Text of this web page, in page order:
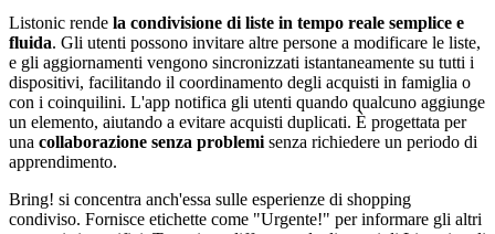
Listonic rende la condivisione di liste in tempo reale semplice e
fluida. Gli utenti possono invitare altre persone a modificare le liste,
e gli aggiornamenti vengono sincronizzati istantaneamente su tutti i
dispositivi, facilitando il coordinamento degli acquisti in famiglia o
con i coinquilini. L'app notifica gli utenti quando qualcuno aggiunge
un elemento, aiutando a evitare acquisti duplicati. È progettata per
una collaborazione senza problemi senza richiedere un periodo di
apprendimento.
Bring! si concentra anch'essa sulle esperienze di shopping
condiviso. Fornisce etichette come "Urgente!" per informare gli altri